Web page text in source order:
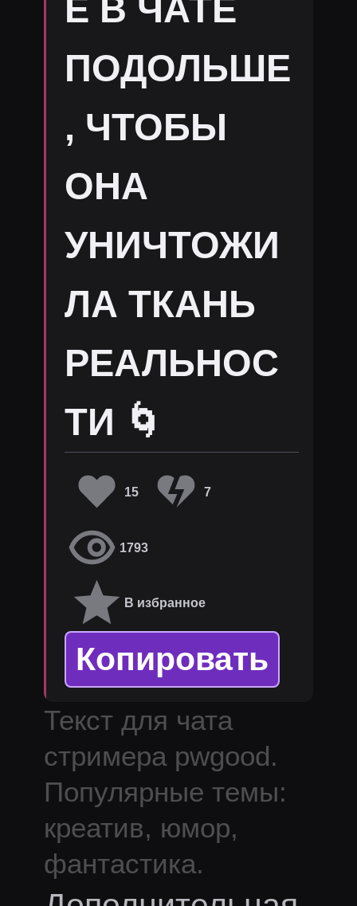
Е В ЧАТЕ
ПОДОЛЬШЕ
, ЧТОБЫ
ОНА
УНИЧТОЖИ
ЛА ТКАНЬ
РЕАЛЬНОС
ТИ 🌀
15 7
1793
В избранное
Копировать
Текст для чата
стримера pwgood.
Популярные темы:
креатив, юмор,
фантастика.